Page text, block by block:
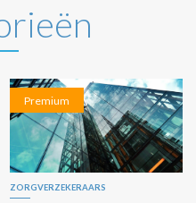
Premium
ZORGVERZEKERAARS